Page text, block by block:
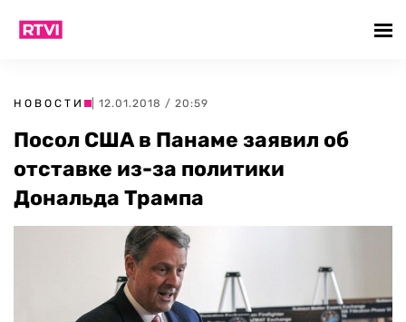
НОВОСТИ | 12.01.2018 / 20:59
Посол США в Панаме заявил об
отставке из-за политики
Дональда Трампа